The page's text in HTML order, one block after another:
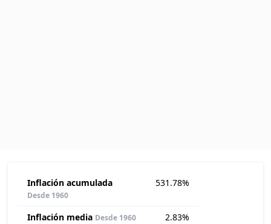
Inflación acumulada
Desde 1960
531.78%
Inflación media Desde 1960
2.83%